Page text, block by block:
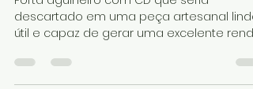
Transforme Reciclagem
em Renda Extra
Porta agulheiro com CD que seria